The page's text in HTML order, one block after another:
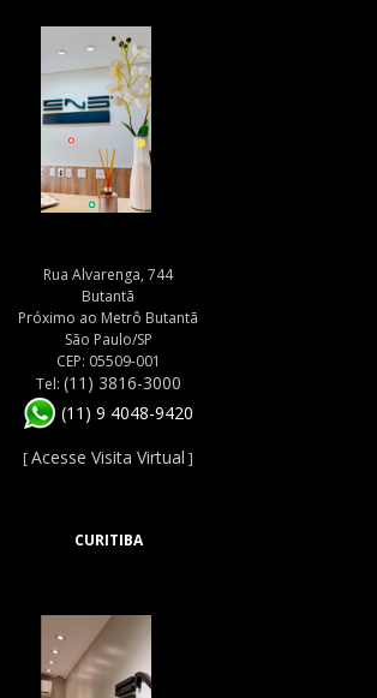
Rua Alvarenga, 744
Butantã
Próximo ao Metrô Butantã
São Paulo/SP
CEP: 05509-001
Tel: (11) 3816-3000
(11) 9 4048-9420
[Acesse Visita Virtual ]
CURITIBA